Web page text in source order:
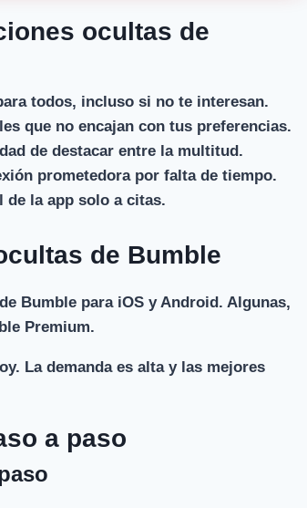
ocultas de
todos, incluso si no te interesan.
que no encajan con tus preferencias.
de destacar entre la multitud.
prometedora por falta de tiempo.
de la app solo a citas.
de Bumble
Bumble para iOS y Android. Algunas,
Premium.
La demanda es alta y las mejores
a paso